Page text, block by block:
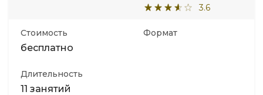
3.6
Стоимость
бесплатно
Формат
Длительность
11 занятий